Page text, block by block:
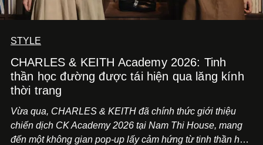
STYLE
CHARLES & KEITH Academy 2026: Tinh
thần học đường được tái hiện qua lăng kính
thời trang
Vừa qua, CHARLES & KEITH đã chính thức giới thiệu
chiến dịch CK Academy 2026 tại Nam Thi House, mang
đến một không gian pop-up lấy cảm hứng từ tinh thần học